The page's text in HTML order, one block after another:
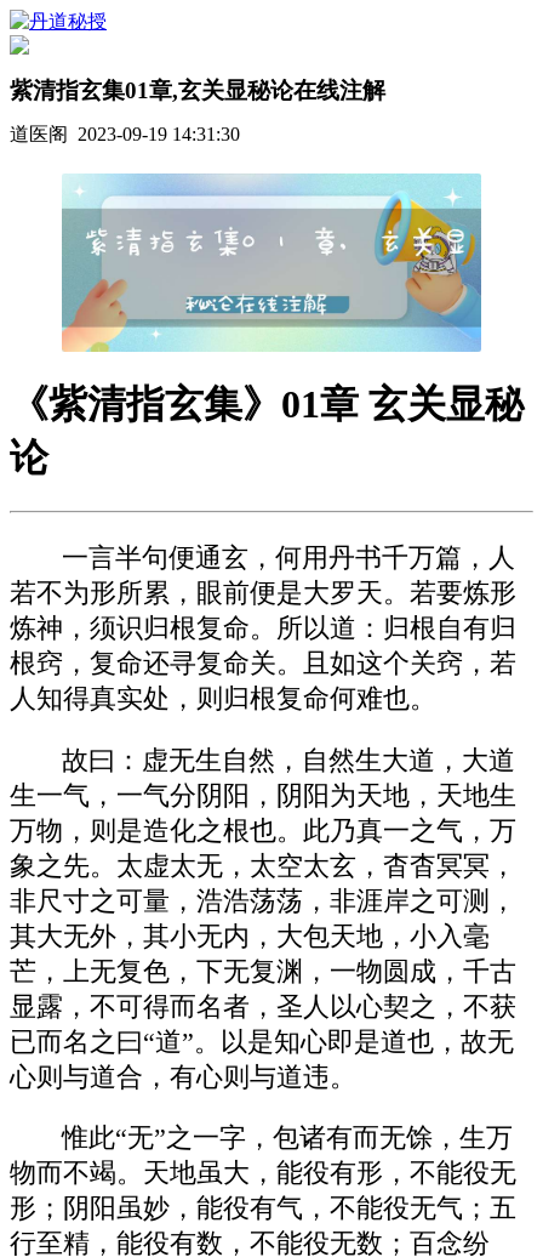
紫清指玄集01章,玄关显秘论在线注解
道医阁 2023-09-19 14:31:30
《紫清指玄集》01章 玄关显秘
论
一言半句便通玄，何用丹书千万篇，人
若不为形所累，眼前便是大罗天。若要炼形
炼神，须识归根复命。所以道：归根自有归
根窍，复命还寻复命关。且如这个关窍，若
人知得真实处，则归根复命何难也。
故曰：虚无生自然，自然生大道，大道
生一气，一气分阴阳，阴阳为天地，天地生
万物，则是造化之根也。此乃真一之气，万
象之先。太虚太无，太空太玄，杳杳冥冥，
非尺寸之可量，浩浩荡荡，非涯岸之可测，
其大无外，其小无内，大包天地，小入毫
芒，上无复色，下无复渊，一物圆成，千古
显露，不可得而名者，圣人以心契之，不获
已而名之曰“道”。以是知心即是道也，故无
心则与道合，有心则与道违。
惟此“无”之一字，包诸有而无馀，生万
物而不竭。天地虽大，能役有形，不能役无
形；阴阳虽妙，能役有气，不能役无气；五
行至精，能役有数，不能役无数；百念纷